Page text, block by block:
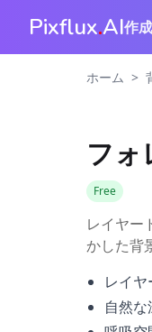
Pixflux.AI作成
ホーム >
フ
Free
レイヤー
かした背
レイ
自然